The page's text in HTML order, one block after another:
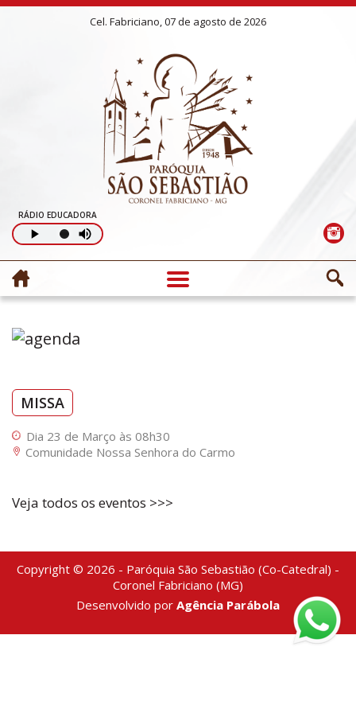
Cel. Fabriciano, 07 de agosto de 2026
RÁDIO EDUCADORA
MISSA
Dia 23 de Março às 08h30
Comunidade Nossa Senhora do Carmo
Veja todos os eventos >>>
Copyright © 2026 - Paróquia São Sebastião (Co-Catedral) -
Coronel Fabriciano (MG)
Desenvolvido por Agência Parábola